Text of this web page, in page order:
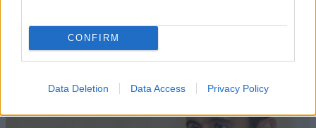
CONFIRM
Data Deletion Data Access Privacy Policy